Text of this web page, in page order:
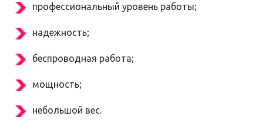
профессиональный уровень работы;
надежность;
беспроводная работа;
мощность;
небольшой вес.